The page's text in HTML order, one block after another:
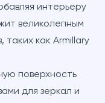
интерьеру
великолепным
таких как Armillary
поверхность
для зеркал и